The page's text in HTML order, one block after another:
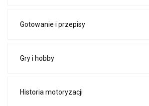
Gotowanie i przepisy
Gry i hobby
Historia motoryzacji